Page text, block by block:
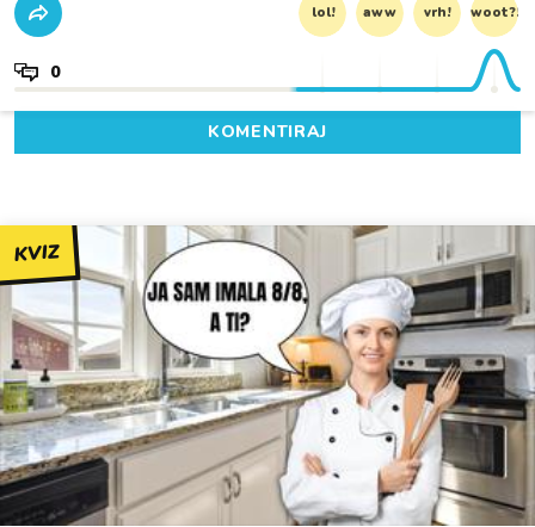
lol! aww vrh! woot?!
0
KOMENTIRAJ
KVIZ